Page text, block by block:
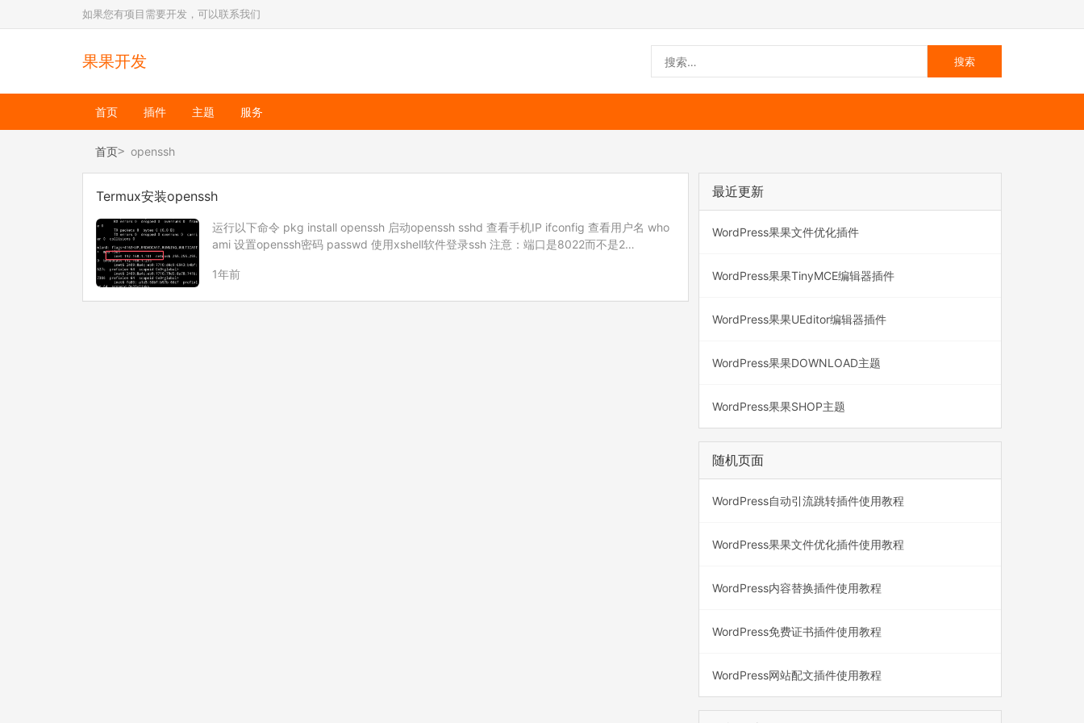
如果您有项目需要开发，可以联系我们
果果开发
首页 插件 主题 服务
首页 openssh
Termux安装openssh
运行以下命令 pkg install openssh 启动openssh sshd 查看手机IP ifconfig 查看用户名 who
ami 设置openssh密码 passwd 使用xshell软件登录ssh 注意：端口是8022而不是2…
1年前
最近更新
WordPress果果文件优化插件
WordPress果果TinyMCE编辑器插件
WordPress果果UEditor编辑器插件
WordPress果果DOWNLOAD主题
WordPress果果SHOP主题
随机页面
WordPress自动引流跳转插件使用教程
WordPress果果文件优化插件使用教程
WordPress内容替换插件使用教程
WordPress免费证书插件使用教程
WordPress网站配文插件使用教程